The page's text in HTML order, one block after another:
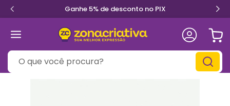
Ganhe 5% de desconto no PIX
O que você procura?